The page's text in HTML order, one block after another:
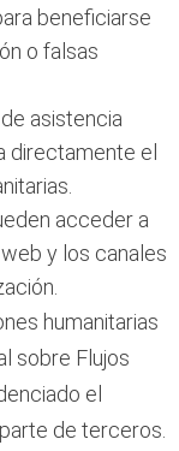
beneficiarse
o falsas
asistencia
directamente el
acceder a
y los canales
humanitarias
sobre Flujos
el
de terceros.